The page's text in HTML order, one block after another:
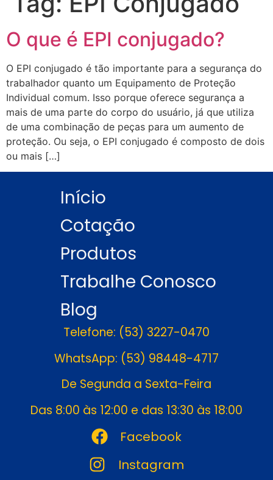
O que é EPI conjugado?
O EPI conjugado é tão importante para a segurança do
trabalhador quanto um Equipamento de Proteção
Individual comum. Isso porque oferece segurança a
mais de uma parte do corpo do usuário, já que utiliza
de uma combinação de peças para um aumento de
proteção. Ou seja, o EPI conjugado é composto de dois
ou mais […]
Início
Cotação
Produtos
Trabalhe Conosco
Blog
Telefone: (53) 3227-0470
WhatsApp: (53) 98448-4717
De Segunda a Sexta-Feira
Das 8:00 às 12:00 e das 13:30 às 18:00
Facebook
Instagram